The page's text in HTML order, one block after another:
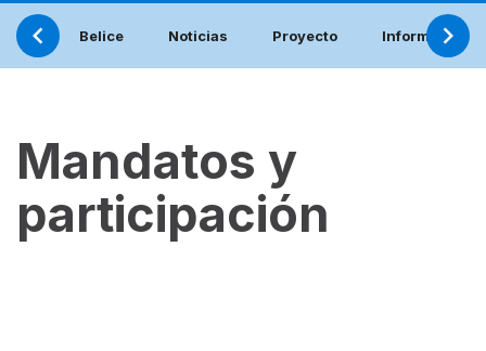
Belice Noticias Proyecto Informe
Mandatos y
participación